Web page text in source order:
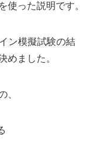
使った説明です。
ン模擬試験の結
めました。
、